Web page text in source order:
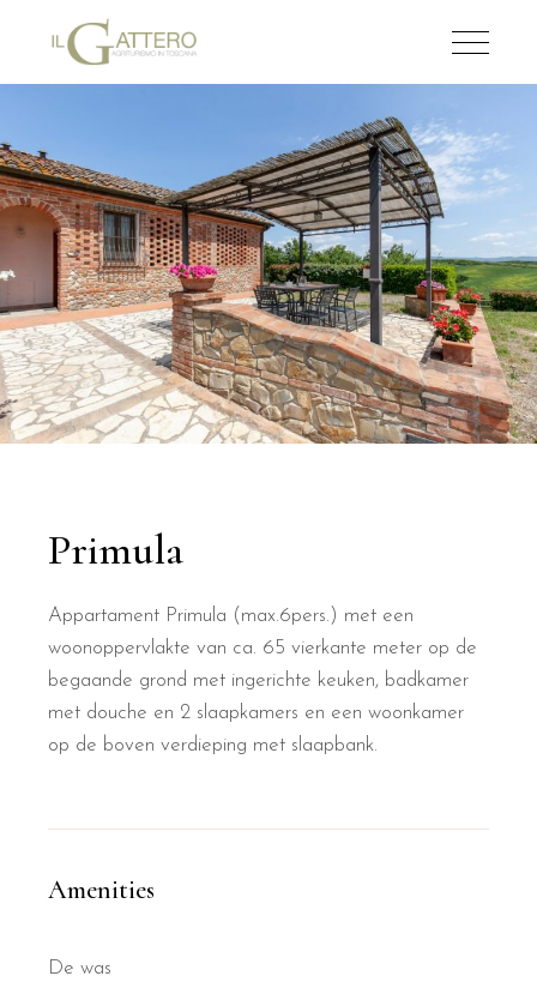
Primula
Appartament Primula (max.6pers.) met een
woonoppervlakte van ca. 65 vierkante meter op de
begaande grond met ingerichte keuken, badkamer
met douche en 2 slaapkamers en een woonkamer
op de boven verdieping met slaapbank.
Amenities
De was